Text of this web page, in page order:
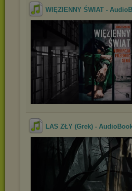
WIĘZIENNY ŚWIAT -
LAS ZŁY (Grek) -